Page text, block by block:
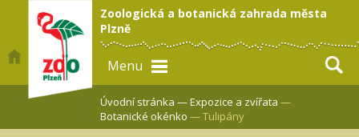
Zoologická a botanická zahrada města
Plzně
Menu
Úvodní stránka —Expozice a zvířata —
Botanické okénko — Tulipány